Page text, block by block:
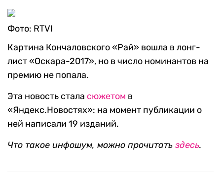
Фото: RTVI
Картина Кончаловского «Рай» вошла в лонг-
лист «Оскара-2017», но в число номинантов на
премию не попала.
Эта новость стала сюжетом в
«Яндекс.Новостях»: на момент публикации о
ней написали 19 изданий.
Что такое инфошум, можно прочитать здесь.